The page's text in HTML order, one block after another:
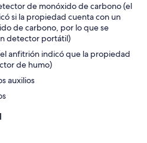
de monóxido de carbono (el
si la propiedad cuenta con un
de carbono, por lo que se
detector portátil)
anfitrión indicó que la propiedad
de humo)
auxilios